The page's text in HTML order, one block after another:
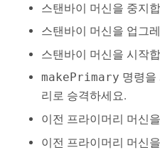
스탠바이 머신을 중지
스탠바이 머신을 업그
스탠바이 머신을 시작
makePrimary 명령을
리로 승격하세요.
이전 프라이머리 머신
이전 프라이머리 머신